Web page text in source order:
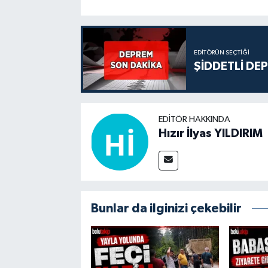
EDITÖRÜN SEÇTIĞI
ŞİDDETLİ
EDITÖR HAKKINDA
Hızır İlyas YILDIRIM
Bunlar da ilginizi çekebilir